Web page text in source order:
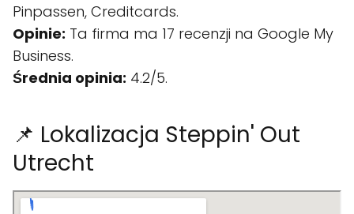
Pinpassen, Creditcards.
Opinie: Ta firma ma 17 recenzji na Google My
Business.
Średnia opinia: 4.2/5.
📌 Lokalizacja Steppin' Out
Utrecht